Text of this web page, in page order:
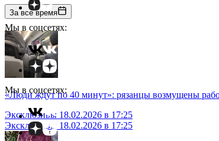
Мы в соцсетях:
Мы в соцсетях:
За все время
«Люди ждут по 40 минут»: рязанцы возмущены
Эксклюзивы 18.02.2026 в 17:25
Эксклюзивы 18.02.2026 в 17:25